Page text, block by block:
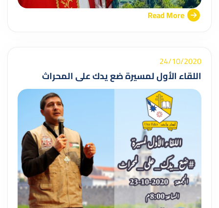
Read More
24/10/2020
اللقاء الأول لمسيرة ضع يدك على المحراث